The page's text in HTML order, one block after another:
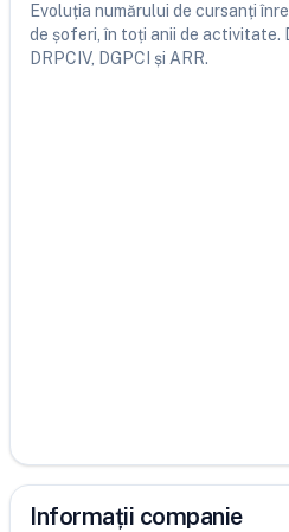
Evoluția numărului de cursanți
de șoferi, în toți anii de activitate.
DRPCIV, DGPCI și ARR.
Informații companie